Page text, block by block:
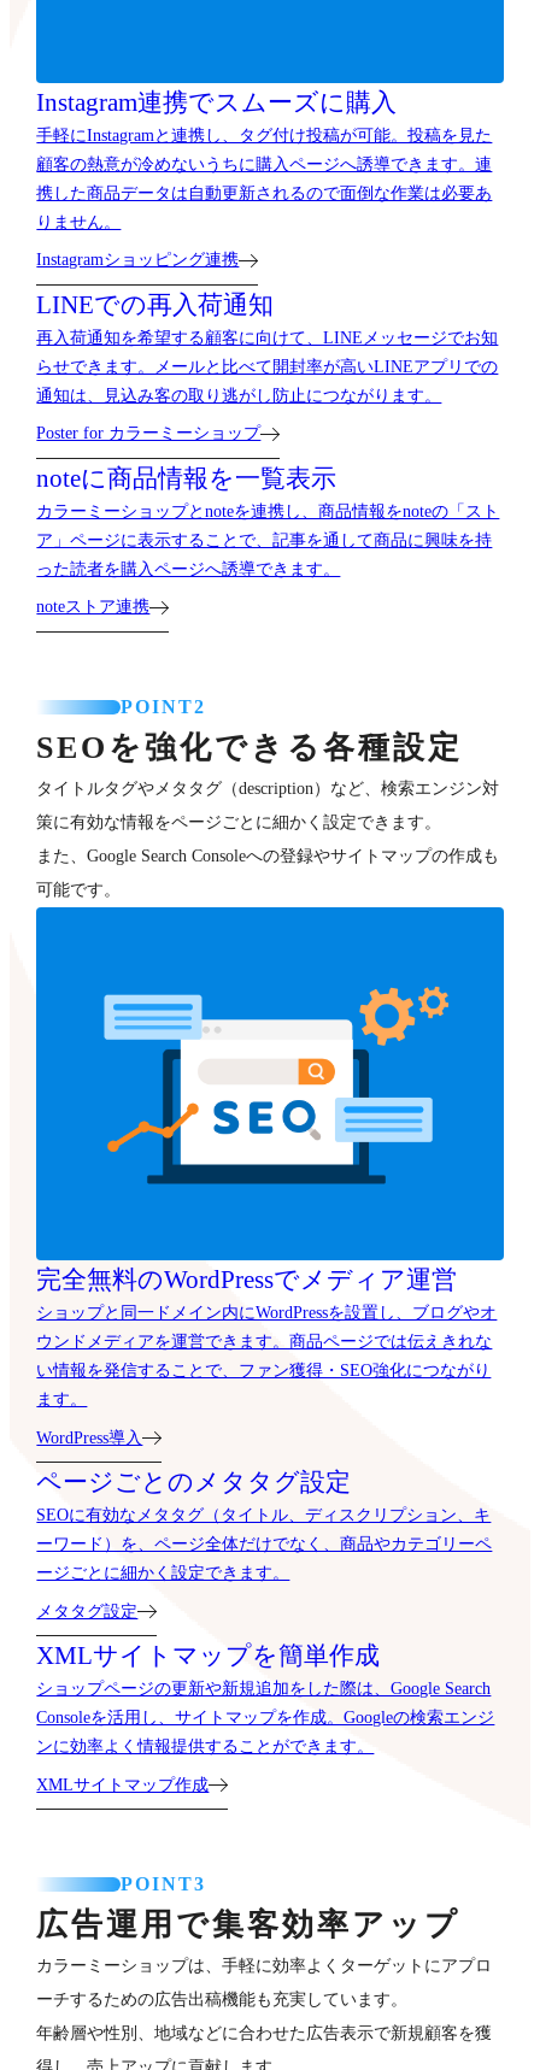
Instagram連携でスムーズに購入
手軽にInstagramと連携し、タグ付け投稿が可能。投稿を見た
顧客の熱意が冷めないうちに購入ページへ誘導できます。連
携した商品データは自動更新されるので面倒な作業は必要あ
りません。
Instagramショッピング連携
LINEでの再入荷通知
再入荷通知を希望する顧客に向けて、LINEメッセージでお知
らせできます。メールと比べて開封率が高いLINEアプリでの
通知は、見込み客の取り逃がし防止につながります。
Poster for カラーミーショップ
noteに商品情報を一覧表示
カラーミーショップとnoteを連携し、商品情報をnoteの「スト
ア」ページに表示することで、記事を通して商品に興味を持
った読者を購入ページへ誘導できます。
noteストア連携
POINT2
SEOを強化できる各種設定
タイトルタグやメタタグ（description）など、検索エンジン対
策に有効な情報をページごとに細かく設定できます。
また、Google Search Consoleへの登録やサイトマップの作成も
可能です。
完全無料のWordPressでメディア運営
ショップと同一ドメイン内にWordPressを設置し、ブログやオ
ウンドメディアを運営できます。商品ページでは伝えきれな
い情報を発信することで、ファン獲得・SEO強化につながり
ます。
WordPress導入
ページごとのメタタグ設定
SEOに有効なメタタグ（タイトル、ディスクリプション、キ
ーワード）を、ページ全体だけでなく、商品やカテゴリーペ
ージごとに細かく設定できます。
メタタグ設定
XMLサイトマップを簡単作成
ショップページの更新や新規追加をした際は、Google Search
Consoleを活用し、サイトマップを作成。Googleの検索エンジ
ンに効率よく情報提供することができます。
XMLサイトマップ作成
POINT3
広告運用で集客効率アップ
カラーミーショップは、手軽に効率よくターゲットにアプロ
ーチするための広告出稿機能も充実しています。
年齢層や性別、地域などに合わせた広告表示で新規顧客を獲